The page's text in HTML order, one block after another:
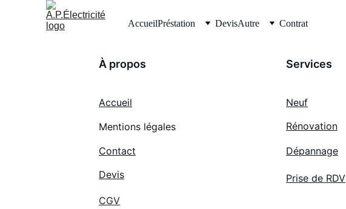
AccueilPréstation DevisAutre Contrat
À propos
Mentions légales
Devis
Services
Neuf
Rénovation
Contact
Accueil
CGV
Dépannage
Prise de RDV